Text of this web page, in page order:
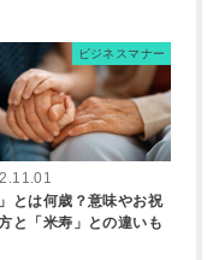
ビジネスマナー
」とは何歳？意味やお祝
と「米寿」との違いも